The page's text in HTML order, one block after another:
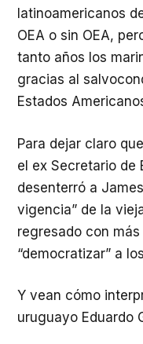
latinoamericanos
OEA o sin OEA,
tanto años los
gracias al
Estados
Para dejar claro
el ex Secretario de
desenterró a
vigencia” de la
regresado con
“democratizar” a
Y vean cómo
uruguayo Eduardo